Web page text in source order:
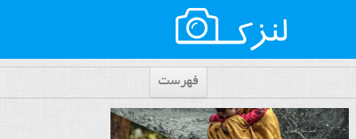
فهرست